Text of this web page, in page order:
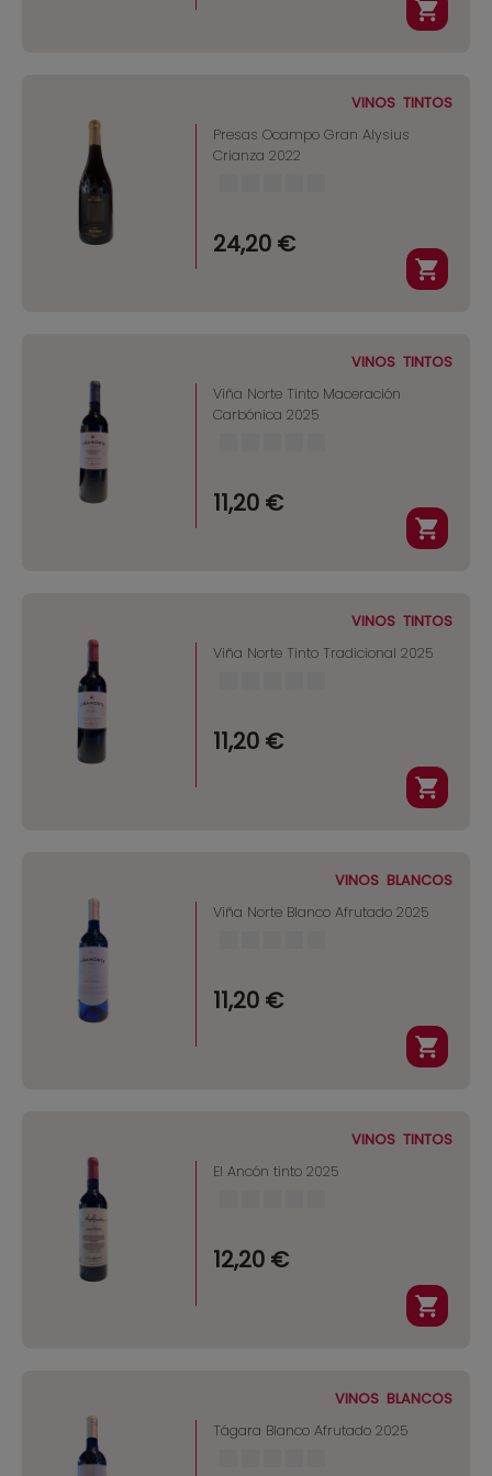
VINOS TINTOS
Presas Ocampo Gran Alysius
Crianza 2022
24,20 €
VINOS TINTOS
Viña Norte Tinto Maceración
Carbónica 2025
11,20 €
VINOS TINTOS
Viña Norte Tinto Tradicional 2025
11,20 €
VINOS BLANCOS
Viña Norte Blanco Afrutado 2025
11,20 €
VINOS TINTOS
El Ancón tinto 2025
12,20 €
VINOS BLANCOS
Tágara Blanco Afrutado 2025